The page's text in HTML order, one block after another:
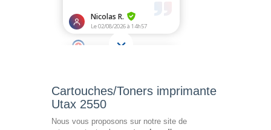
Cartouches/Toners imprimante
Utax 2550
Nous vous proposons sur notre site de